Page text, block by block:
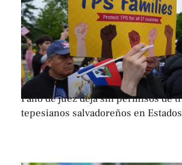
Fallo de juez deja sin permisos de
tepesianos salvadoreños en